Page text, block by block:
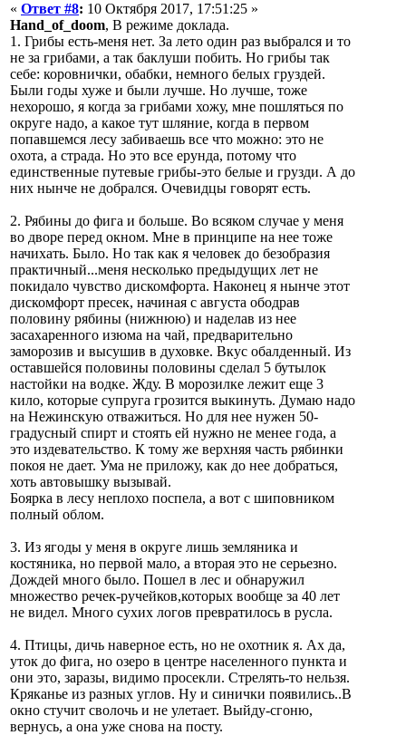
« Ответ #8: 10 Октября 2017, 17:51:25 »
Hand_of_doom, В режиме доклада.
1. Грибы есть-меня нет. За лето один раз выбрался и то
не за грибами, а так баклуши побить. Но грибы так
себе: коровнички, обабки, немного белых груздей.
Были годы хуже и были лучше. Но лучше, тоже
нехорошо, я когда за грибами хожу, мне пошляться по
округе надо, а какое тут шляние, когда в первом
попавшемся лесу забиваешь все что можно: это не
охота, а страда. Но это все ерунда, потому что
единственные путевые грибы-это белые и грузди. А до
них нынче не добрался. Очевидцы говорят есть.
2. Рябины до фига и больше. Во всяком случае у меня
во дворе перед окном. Мне в принципе на нее тоже
начихать. Было. Но так как я человек до безобразия
практичный...меня несколько предыдущих лет не
покидало чувство дискомфорта. Наконец я нынче этот
дискомфорт пресек, начиная с августа ободрав
половину рябины (нижнюю) и наделав из нее
засахаренного изюма на чай, предварительно
заморозив и высушив в духовке. Вкус обалденный. Из
оставшейся половины половины сделал 5 бутылок
настойки на водке. Жду. В морозилке лежит еще 3
кило, которые супруга грозится выкинуть. Думаю надо
на Нежинскую отважиться. Но для нее нужен 50-
градусный спирт и стоять ей нужно не менее года, а
это издевательство. К тому же верхняя часть рябинки
покоя не дает. Ума не приложу, как до нее добраться,
хоть автовышку вызывай.
Боярка в лесу неплохо поспела, а вот с шиповником
полный облом.
3. Из ягоды у меня в округе лишь земляника и
костяника, но первой мало, а вторая это не серьезно.
Дождей много было. Пошел в лес и обнаружил
множество речек-ручейков,которых вообще за 40 лет
не видел. Много сухих логов превратилось в русла.
4. Птицы, дичь наверное есть, но не охотник я. Ах да,
уток до фига, но озеро в центре населенного пункта и
они это, заразы, видимо просекли. Стрелять-то нельзя.
Кряканье из разных углов. Ну и синички появились..В
окно стучит сволочь и не улетает. Выйду-сгоню,
вернусь, а она уже снова на посту.